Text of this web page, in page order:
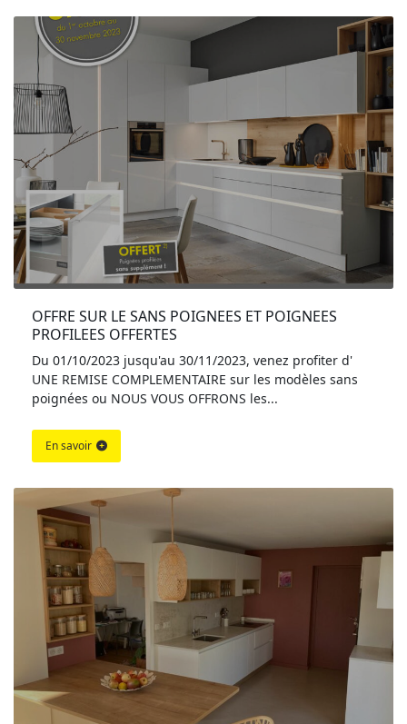
OFFRE SUR LE SANS POIGNEES ET POIGNEES
PROFILEES OFFERTES
Du 01/10/2023 jusqu'au 30/11/2023, venez profiter d'
UNE REMISE COMPLEMENTAIRE sur les modèles sans
poignées ou NOUS VOUS OFFRONS les...
En savoir